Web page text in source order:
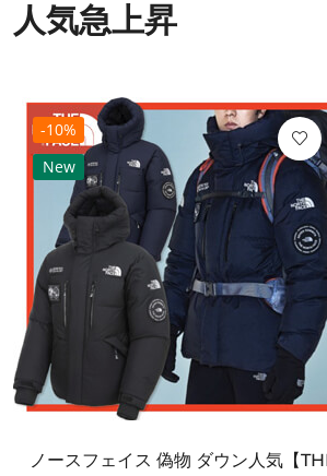
人気急上昇
-10%
New